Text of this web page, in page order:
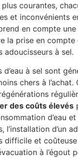
courantes,
et inconvénients
en compte une
la prise en compte
adoucisseurs à sel.
d’eau à sel sont
chers à l’achat.
des coûts élevés
d’eau et
l’installation d’un
difficile et
à l’égout